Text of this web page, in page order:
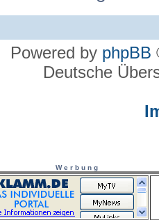
Powered by phpBB
Deutsche
W e r b u n g